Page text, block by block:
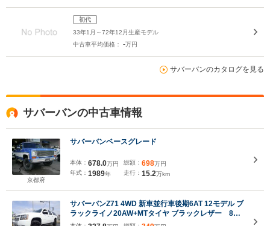
初代
33年1月～72年12月生産モデル
中古車平均価格： -万円
サバーバンのカタログを見る
サバーバンの中古車情報
京都府
サバーバンベースグレード
本体： 678.0万円
年式： 1989年
総額： 698万円
走行： 15.2万km
サバーバンZ71 4WD 新車並行車後期6AT 12モデル ブ
ラックライノ20AW+MTタイヤ ブラックレザー 8人
乗 ドライブレコーダー Z71パッケージ USB